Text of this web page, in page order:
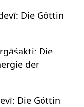
Die Göttin
Die
der
Die Göttin